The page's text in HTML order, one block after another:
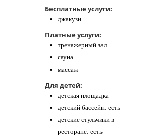
Бесплатные услуги:
джакузи
Платные услуги:
тренажерный зал
сауна
массаж
Для детей:
детская площадка
детский бассейн: есть
детские стульчики в
ресторане: есть